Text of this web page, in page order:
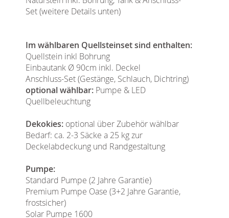
Set (weitere Details unten)
Im wählbaren Quellsteinset sind enthalten:
Quellstein inkl Bohrung
Einbautank Ø 90cm inkl. Deckel
Anschluss-Set (Gestänge, Schlauch, Dichtring)
optional wählbar: Pumpe & LED
Quellbeleuchtung
Dekokies: optional über Zubehör wählbar
Bedarf: ca. 2-3 Säcke a 25 kg zur
Deckelabdeckung und Randgestaltung
Pumpe:
Standard Pumpe (2 Jahre Garantie)
Premium Pumpe Oase (3+2 Jahre Garantie,
frostsicher)
Solar Pumpe 1600